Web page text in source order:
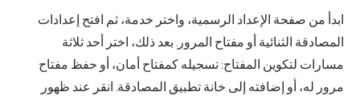
ابدأ من صفحة الإعداد الرسمية، واختر خدمة، ثم افتح إعدادات
المصادقة الثنائية أو مفتاح المرور. بعد ذلك، اختر أحد ثلاثة
مسارات لتكوين المفتاح: تسجيله كمفتاح أمان، أو حفظ مفتاح
مرور له، أو إضافته إلى خانة تطبيق المصادقة. انقر عند ظهور